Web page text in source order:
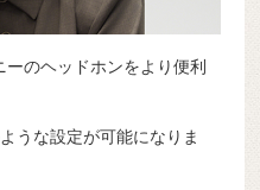
ーのヘッドホンをより便利
うな設定が可能になりま